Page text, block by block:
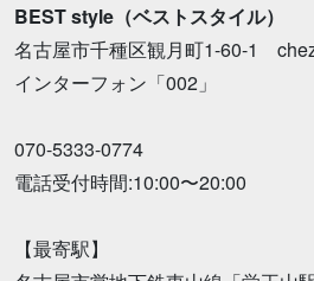
BEST style（ベストスタイル）
名古屋市千種区観月町1-60-1
インターフォン「002」
070-5333-0774
電話受付時間:10:00〜20:00
【最寄駅】